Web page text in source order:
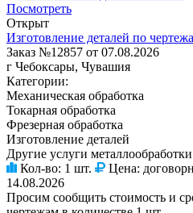
Посмотреть
Открыт
Изготовление деталей по
Заказ №12857 от 07.08.2026
г Чебоксары, Чувашия
Категории:
Механическая обработка
Токарная обработка
Фрезерная обработка
Изготовление деталей
Другие услуги металлообработки
Кол-во: 1 шт. Цена:
14.08.2026
Просим сообщить стоимость и